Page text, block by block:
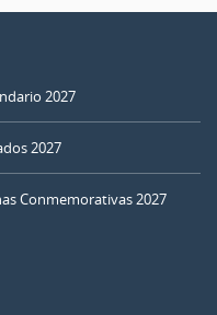
2027
2027
Conmemorativas 2027